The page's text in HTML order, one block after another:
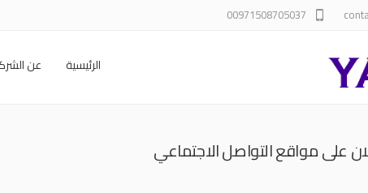
00971508705037
الرئيسية عن